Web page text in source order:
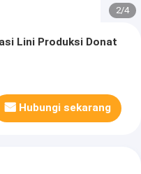
2/4
Lini Produksi Donat
Hubungi sekarang